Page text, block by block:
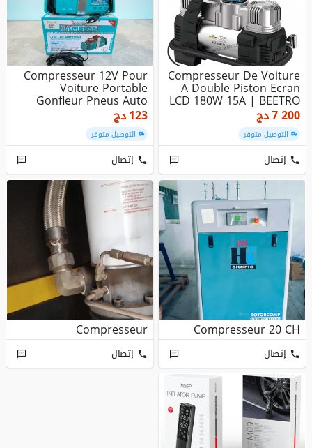
Compresseur De Voiture
A Double Piston Ecran
LCD 180W 15A | BEETRO
BE0...
7 200دج
التوصيل متوفر
إتصال
Compresseur 12V Pour
Voiture Portable
Gonfleur Pneus Auto
Moto Vélo Ha...
123دج
التوصيل متوفر
إتصال
Compresseur 20 CH
إتصال
Compresseur
إتصال